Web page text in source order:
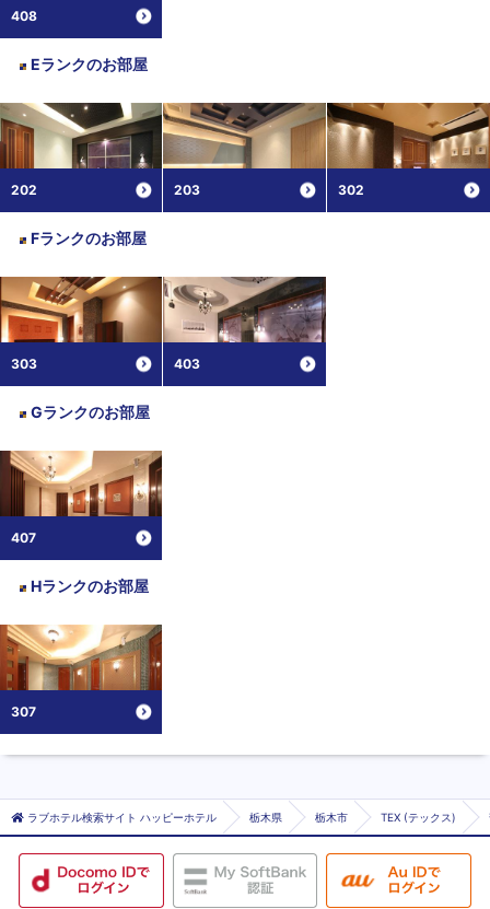
408
Eランクのお部屋
202 203 302
Fランクのお部屋
303 403
Gランクのお部屋
407
Hランクのお部屋
307
ラブホテル検索サイト ハッピーホテル 栃木県 栃木市 TEX (テックス)